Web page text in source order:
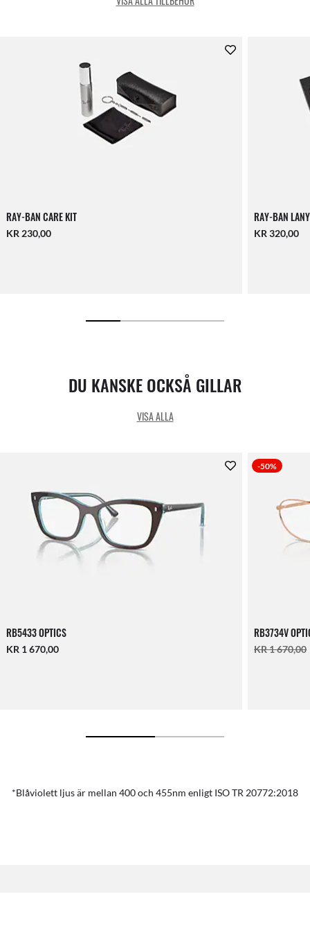
RAY-BAN CARE KIT
KR 230,00
RAY-BAN
KR 320,00
DU KANSKE OCKSÅ GILLAR
VISA ALLA
RB5433 OPTICS
KR 1 670,00
-50%
RB3734V
KR 1 670,00
*Blåviolett ljus är mellan 400 och 455nm enligt ISO TR 20772:2018